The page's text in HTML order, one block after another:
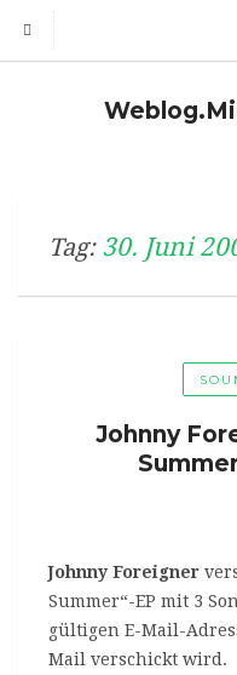
Tag: 30. Juni
Johnny
Johnny Foreigner
Summer“-EP mit 3
gültigen E-Mail-
Mail verschickt wird.